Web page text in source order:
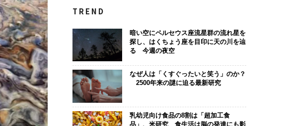
TREND
暗い空にペルセウス座流星群の流れ星を
探し、はくちょう座を目印に天の川を辿
る 今週の夜空
なぜ人は「くすぐったいと笑う」のか？
2500年来の謎に迫る最新研究
乳幼児向け食品の8割は「超加工食
品」、米研究 食生活は脳の発達にも影